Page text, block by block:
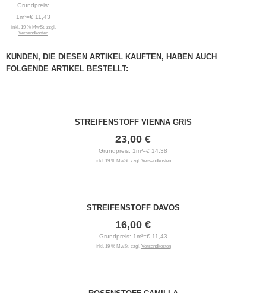
Grundpreis:
1m²=€ 11,43
inkl. 19 % MwSt. zzgl.
Versandkosten
KUNDEN, DIE DIESEN ARTIKEL KAUFTEN, HABEN AUCH
FOLGENDE ARTIKEL BESTELLT:
STREIFENSTOFF VIENNA GRIS
23,00 €
Grundpreis: 1m²=€ 14,38
inkl. 19 % MwSt. zzgl. Versandkosten
STREIFENSTOFF DAVOS
16,00 €
Grundpreis: 1m²=€ 11,43
inkl. 19 % MwSt. zzgl. Versandkosten